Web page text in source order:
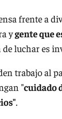
frente a
ygente que
luchar es
trabajo al
"cuidado
.